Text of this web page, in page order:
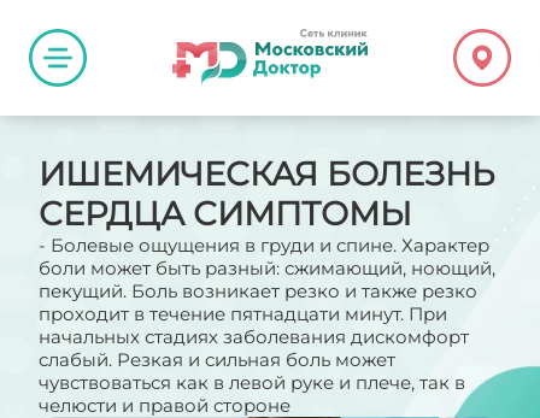
ИШЕМИЧЕСКАЯ БОЛЕЗНЬ
СЕРДЦА СИМПТОМЫ
- Болевые ощущения в груди и спине. Характер
боли может быть разный: сжимающий, ноющий,
пекущий. Боль возникает резко и также резко
проходит в течение пятнадцати минут. При
начальных стадиях заболевания дискомфорт
слабый. Резкая и сильная боль может
чувствоваться как в левой руке и плече, так в
челюсти и правой стороне